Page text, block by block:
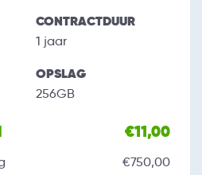
CONTRACTDUUR
1 jaar
OPSLAG
256GB
€11,00
€750,00